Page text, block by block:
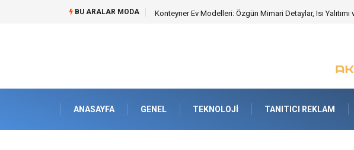
BU ARALAR MODA Nakliye Nedir ve Tedarik Zincirindeki Önemi Nasıl Anlaşılır?
ANASAYFA GENEL TEKNOLOJI TANITICI REKLAM